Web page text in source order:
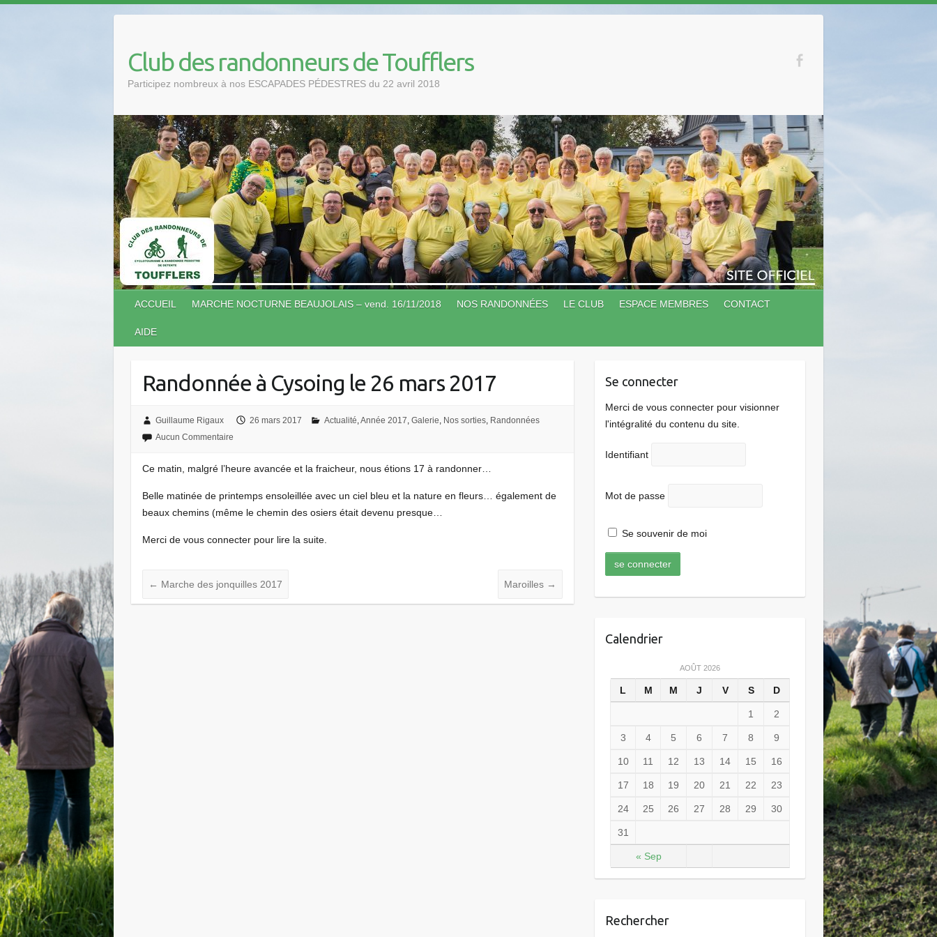
Club des randonneurs de Toufflers
Participez nombreux à nos ESCAPADES PÉDESTRES du 22 avril 2018
ACCUEIL MARCHE NOCTURNE BEAUJOLAIS – vend. 16/11/2018 NOS RANDONNÉES LE CLUB ESPACE MEMBRES CONTACT
AIDE
Randonnée à Cysoing le 26 mars 2017
Guillaume Rigaux 26 mars 2017 Actualité,Année 2017, Galerie, Nos sorties, Randonnées
Aucun Commentaire
Ce matin, malgré l’heure avancée et la fraicheur, nous étions 17 à randonner…
Belle matinée de printemps ensoleillée avec un ciel bleu et la nature en fleurs… également de
beaux chemins (même le chemin des osiers était devenu presque…
Merci de vous connecter pour lire la suite.
← Marche des jonquilles 2017 Maroilles →
Se connecter
Merci de vous connecter pour visionner
l'intégralité du contenu du site.
Identifiant
Mot de passe
Se souvenir de moi
Calendrier
AOÛT 2026
L M M J V S D
« Sep
1 2
3 4 5 6 7 8 9
10 11 12 13 14 15 16
17 18 19 20 21 22 23
24 25 26 27 28 29 30
31
Rechercher